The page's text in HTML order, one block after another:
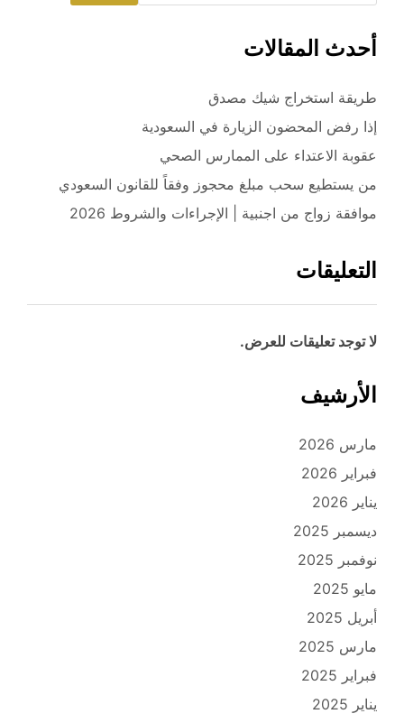
أحدث المقالات
طريقة استخراج شيك مصدق
إذا رفض المحضون الزيارة في السعودية
عقوبة الاعتداء على الممارس الصحي
من يستطيع سحب مبلغ محجوز وفقاً للقانون السعودي
موافقة زواج من اجنبية | الإجراءات والشروط 2026
التعليقات
لا توجد تعليقات للعرض.
الأرشيف
مارس 2026
فبراير 2026
يناير 2026
ديسمبر 2025
نوفمبر 2025
مايو 2025
أبريل 2025
مارس 2025
فبراير 2025
يناير 2025